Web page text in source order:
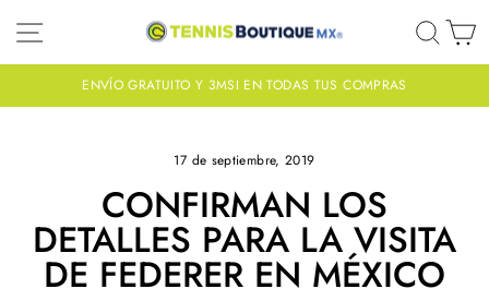
directamente
al
NAVEGACIÓN
ENVÍO GRATUITO Y 3MSI EN TODAS TUS COMPRAS
17 de septiembre, 2019
CONFIRMAN LOS
DETALLES PARA LA VISITA
DE FEDERER EN MÉXICO